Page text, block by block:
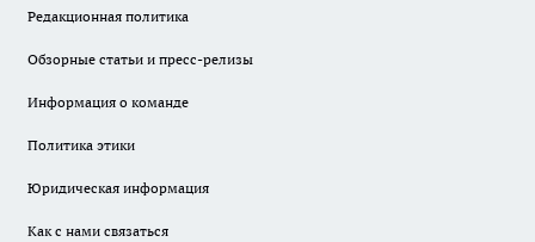
Редакционная политика
Обзорные статьи и пресс-релизы
Информация о команде
Политика этики
Юридическая информация
Как с нами связаться